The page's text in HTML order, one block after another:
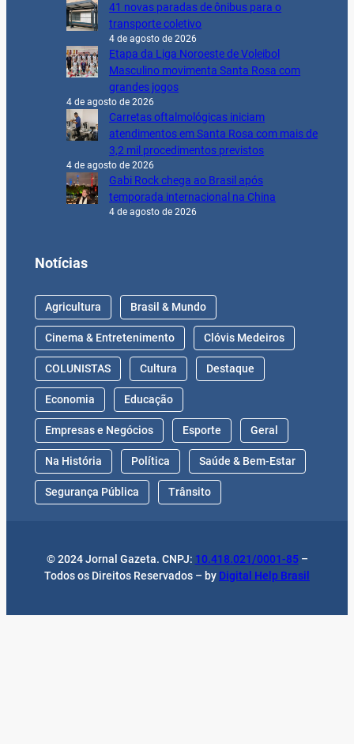
41 novas paradas de ônibus para o
transporte coletivo
4 de agosto de 2026
Etapa da Liga Noroeste de Voleibol
Masculino movimenta Santa Rosa com
grandes jogos
4 de agosto de 2026
Carretas oftalmológicas iniciam
atendimentos em Santa Rosa com mais de
3,2 mil procedimentos previstos
4 de agosto de 2026
Gabi Rock chega ao Brasil após
temporada internacional na China
4 de agosto de 2026
Notícias
Agricultura Brasil & Mundo
Cinema & Entretenimento Clóvis Medeiros
COLUNISTAS Cultura Destaque
Economia Educação
Empresas e Negócios Esporte Geral
Na História Política Saúde & Bem-Estar
Segurança Pública Trânsito
© 2024 Jornal Gazeta. CNPJ: 10.418.021/0001-85–
Todos os Direitos Reservados – by Digital Help Brasil